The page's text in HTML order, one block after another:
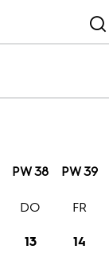
PW 38 PW 39
13
DO
14
FR